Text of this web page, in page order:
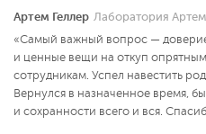
Артем Геллер Лаборатория
«Самый важный вопрос —
и ценные вещи на откуп
сотрудникам. Успел навестить
Вернулся в назначенное время,
и сохранности всего и вся.